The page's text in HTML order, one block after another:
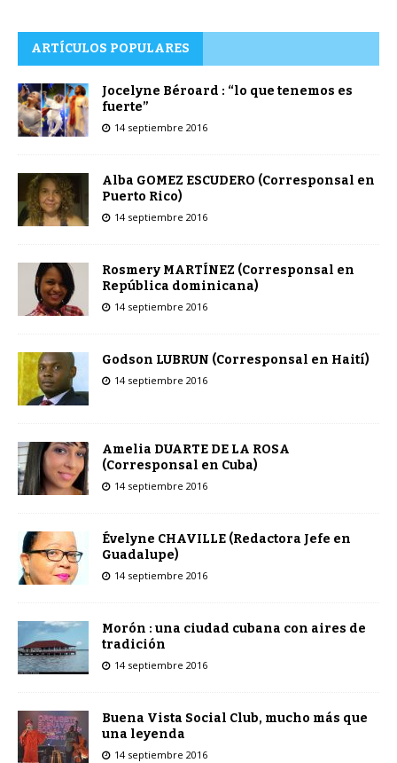
ARTÍCULOS POPULARES
Jocelyne Béroard : “lo que tenemos es
fuerte”
14 septiembre 2016
Alba GOMEZ ESCUDERO (Corresponsal en
Puerto Rico)
14 septiembre 2016
Rosmery MARTÍNEZ (Corresponsal en
República dominicana)
14 septiembre 2016
Godson LUBRUN (Corresponsal en Haití)
14 septiembre 2016
Amelia DUARTE DE LA ROSA
(Corresponsal en Cuba)
14 septiembre 2016
Évelyne CHAVILLE (Redactora Jefe en
Guadalupe)
14 septiembre 2016
Morón : una ciudad cubana con aires de
tradición
14 septiembre 2016
Buena Vista Social Club, mucho más que
una leyenda
14 septiembre 2016